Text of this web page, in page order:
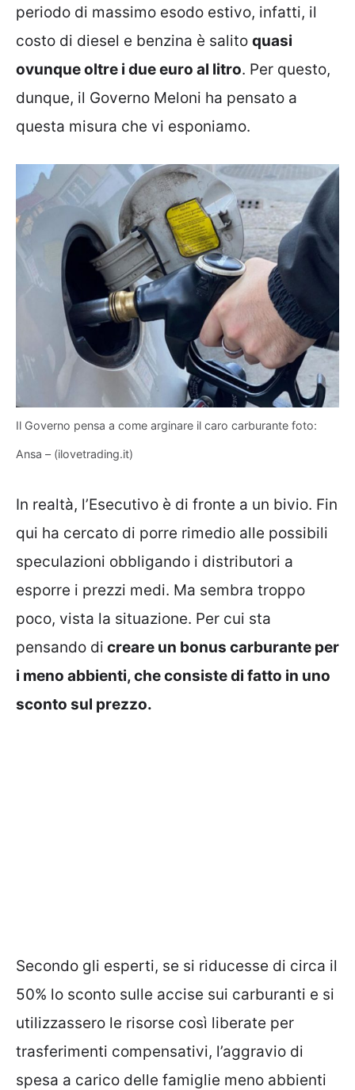
periodo di massimo esodo estivo, infatti, il
costo di diesel e benzina è salito quasi
ovunque oltre i due euro al litro. Per questo,
dunque, il Governo Meloni ha pensato a
questa misura che vi esponiamo.
Il Governo pensa a come arginare il caro carburante foto:
Ansa – (ilovetrading.it)
In realtà, l’Esecutivo è di fronte a un bivio. Fin
qui ha cercato di porre rimedio alle possibili
speculazioni obbligando i distributori a
esporre i prezzi medi. Ma sembra troppo
poco, vista la situazione. Per cui sta
pensando di creare un bonus carburante per
i meno abbienti, che consiste di fatto in uno
sconto sul prezzo.
Secondo gli esperti, se si riducesse di circa il
50% lo sconto sulle accise sui carburanti e si
utilizzassero le risorse così liberate per
trasferimenti compensativi, l’aggravio di
spesa a carico delle famiglie meno abbienti